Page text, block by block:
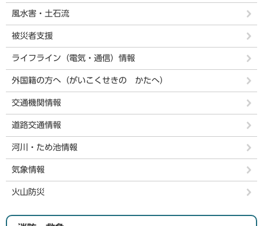
風水害・土石流
被災者支援
ライフライン（電気・通信）情報
外国籍の方へ（がいこくせきの かたへ）
交通機関情報
道路交通情報
河川・ため池情報
気象情報
火山防災